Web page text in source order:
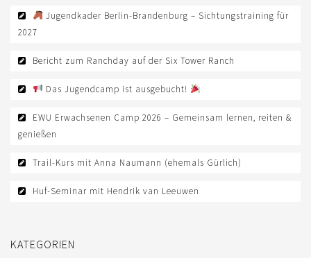
Jugendkader Berlin-Brandenburg – Sichtungstraining für
2027
Bericht zum Ranchday auf der Six Tower Ranch
Das Jugendcamp ist ausgebucht!
EWU Erwachsenen Camp 2026 – Gemeinsam lernen, reiten &
genießen
Trail-Kurs mit Anna Naumann (ehemals Gürlich)
Huf-Seminar mit Hendrik van Leeuwen
KATEGORIEN